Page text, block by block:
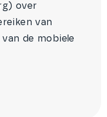
over
van
de mobiele